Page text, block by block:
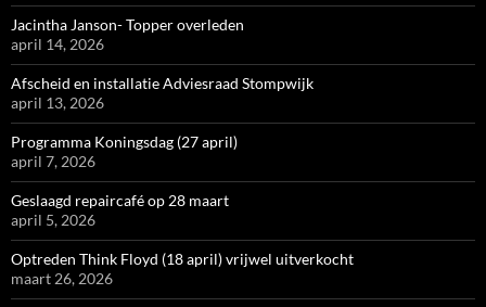
Jacintha Janson- Topper overleden
april 14, 2026
Afscheid en installatie Adviesraad Stompwijk
april 13, 2026
Programma Koningsdag (27 april)
april 7, 2026
Geslaagd repaircafé op 28 maart
april 5, 2026
Optreden Think Floyd (18 april) vrijwel uitverkocht
maart 26, 2026